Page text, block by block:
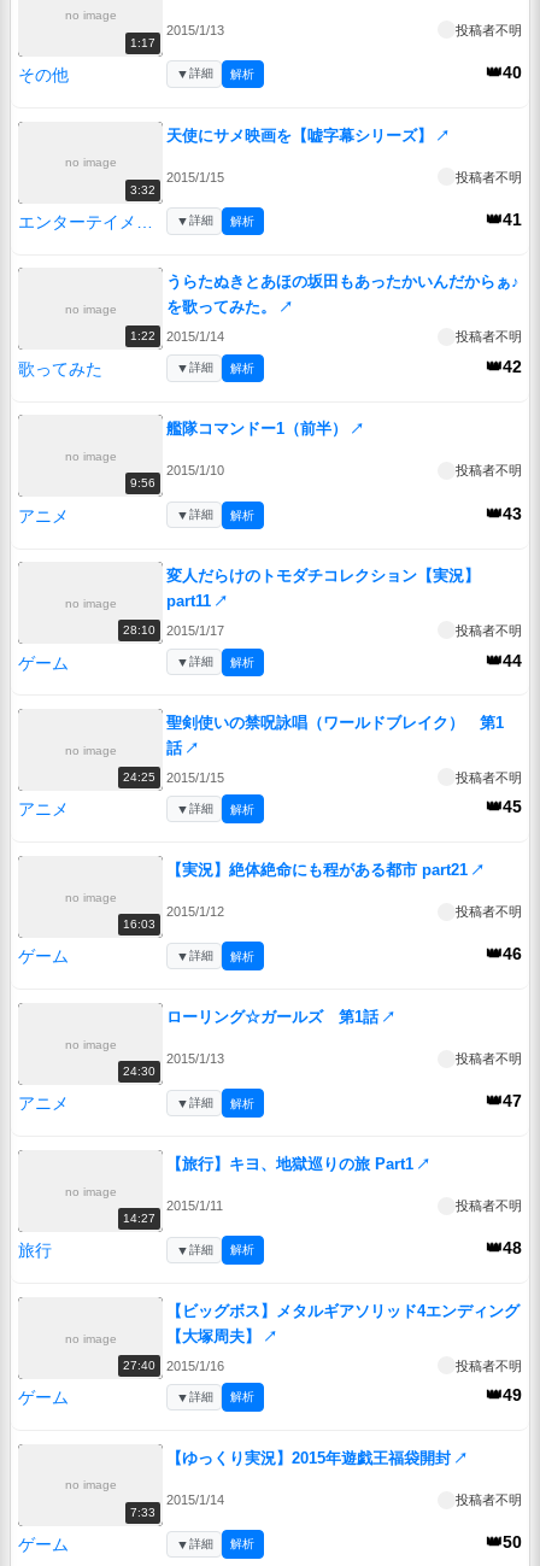
no image
1:17
2015/1/13 投稿者不明
その他 👑40
▼詳細 解析
no image
3:32
天使にサメ映画を【嘘字幕シリーズ】 ↗
2015/1/15 投稿者不明
👑41
▼詳細 解析
no image
1:22
うらたぬきとあほの坂田もあったかいんだからぁ♪
を歌ってみた。
↗
2015/1/14 投稿者不明
歌ってみた 👑42
▼詳細 解析
no image
9:56
艦隊コマンドー1（前半） ↗
2015/1/10 投稿者不明
アニメ 👑43
▼詳細 解析
no image
28:10
変人だらけのトモダチコレクション【実況】
part11 ↗
2015/1/17 投稿者不明
ゲーム 👑44
▼詳細 解析
no image
24:25
聖剣使いの禁呪詠唱（ワールドブレイク） 第1
話 ↗
2015/1/15 投稿者不明
アニメ 👑45
▼詳細 解析
no image
16:03
【実況】絶体絶命にも程がある都市 part21 ↗
2015/1/12 投稿者不明
ゲーム 👑46
▼詳細 解析
no image
24:30
ローリング☆ガールズ 第1話 ↗
2015/1/13 投稿者不明
アニメ 👑47
▼詳細 解析
no image
14:27
【旅行】キヨ、地獄巡りの旅 Part1 ↗
2015/1/11 投稿者不明
旅行 👑48
▼詳細 解析
no image
27:40
【ビッグボス】メタルギアソリッド4エンディング
【大塚周夫】
↗
2015/1/16 投稿者不明
ゲーム 👑49
▼詳細 解析
no image
7:33
【ゆっくり実況】2015年遊戯王福袋開封 ↗
2015/1/14 投稿者不明
ゲーム 👑50
▼詳細 解析